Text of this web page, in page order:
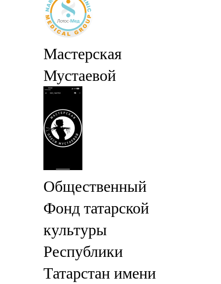
Мастерская
Мустаевой
Общественный
Фонд татарской
культуры
Республики
Татарстан имени